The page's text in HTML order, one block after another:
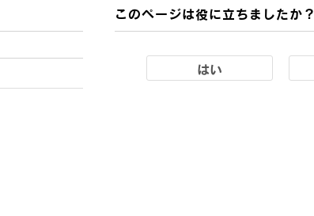
このページは役に立ちましたか？
はい